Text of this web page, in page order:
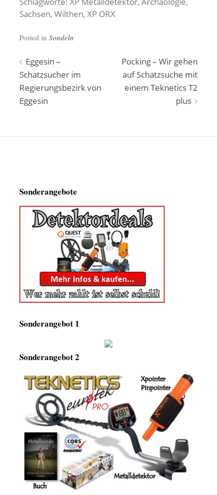
Sachsen, Wilthen, XP ORX
Posted in Sondeln
Beitragsnavigation
Eggesin –
Schatzsucher im
Regierungsbezirk von
Eggesin
Pocking – Wir gehen
auf Schatzsuche mit
einem Teknetics T2
plus
Sonderangebote
Sonderangebot 1
Sonderangebot 2